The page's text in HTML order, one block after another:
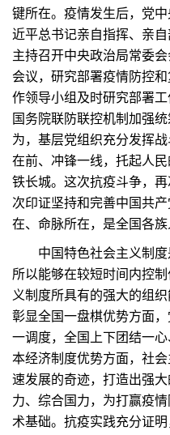
键所在。疫情发生后，党
近平总书记亲自指挥、亲
主持召开中央政治局常委
会议，研究部署疫情防控
作领导小组及时研究部署
国务院联防联控机制加强
为，基层党组织充分发挥
在前、冲锋一线，托起人
铁长城。这次抗疫斗争，
次印证坚持和完善中国共
在、命脉所在，是全国各
中国特色社会主义制度
所以能够在较短时间内控
义制度所具有的强大的组
彰显全国一盘棋优势方面
一调度，全国上下团结一
本经济制度优势方面，社
速发展的奇迹，打造出强
力、综合国力，为打赢疫
术基础。抗疫实践充分证